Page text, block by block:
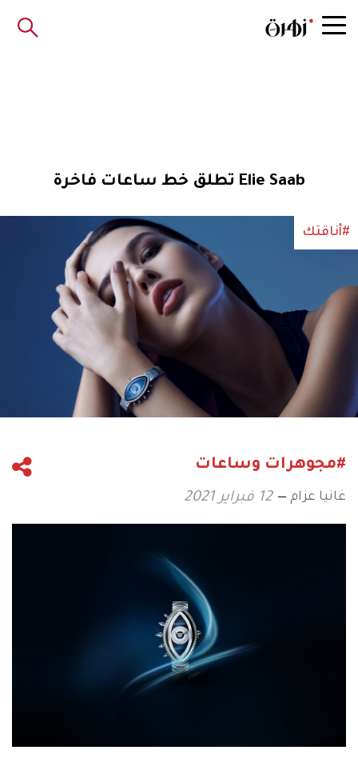
Elie Saab تطلق خط ساعات فاخرة
#أناقتك
#مجوهرات وساعات
غانيا عزام 12 فبراير 2021